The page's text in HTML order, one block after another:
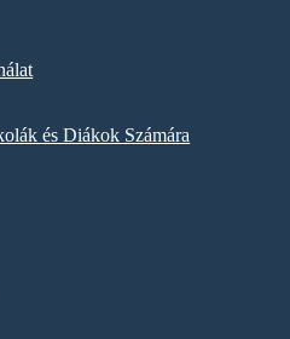
és Diákok Számára